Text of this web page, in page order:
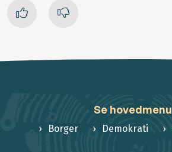
Se hovedmenu
Borger Demokrati